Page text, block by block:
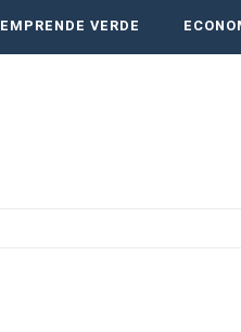
EMPRENDE VERDE